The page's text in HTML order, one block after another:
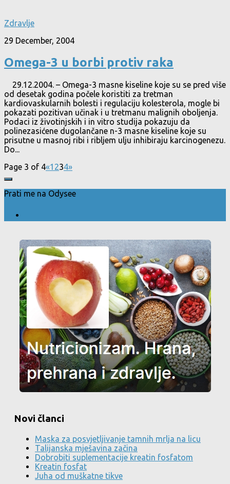
Zdravlje
29 December, 2004
Omega-3 u borbi protiv raka
29.12.2004. – Omega-3 masne kiseline koje su se pred više
od desetak godina počele koristiti za tretman
kardiovaskularnih bolesti i regulaciju kolesterola, mogle bi
pokazati pozitivan učinak i u tretmanu malignih oboljenja.
Podaci iz životinjskih i in vitro studija pokazuju da
polinezasićene dugolančane n-3 masne kiseline koje su
prisutne u masnoj ribi i ribljem ulju inhibiraju karcinogenezu.
Do...
Page 3 of 4«1 234»
Prati me na Odysee
Novi članci
Maska za posvjetljivanje tamnih mrlja na licu
Talijanska mješavina začina
Dobrobiti suplementacije kreatin fosfatom
Kreatin fosfat
Juha od muškatne tikve